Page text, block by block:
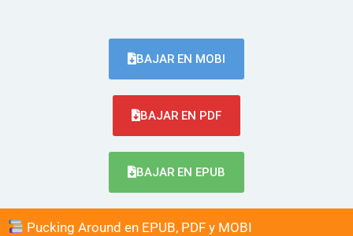
BAJAR EN MOBI
BAJAR EN PDF
BAJAR EN EPUB
Pucking Around en EPUB, PDF y MOBI